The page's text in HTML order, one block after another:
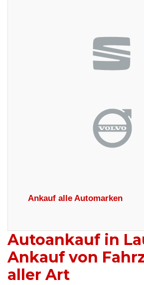
Ankauf alle Automarken
Autoankauf in
Ankauf von
aller Art